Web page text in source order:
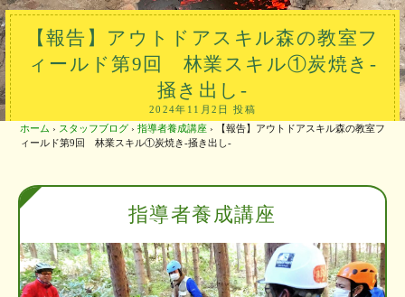
【報告】アウトドアスキル森の教室フ
ィールド第9回 林業スキル①炭焼き-
掻き出し-
2024年11月2日 投稿
ホーム › スタッフブログ › 指導者養成講座 › 【報告】アウトドアスキル森の教室フ
ィールド第9回 林業スキル①炭焼き-掻き出し-
指導者養成講座